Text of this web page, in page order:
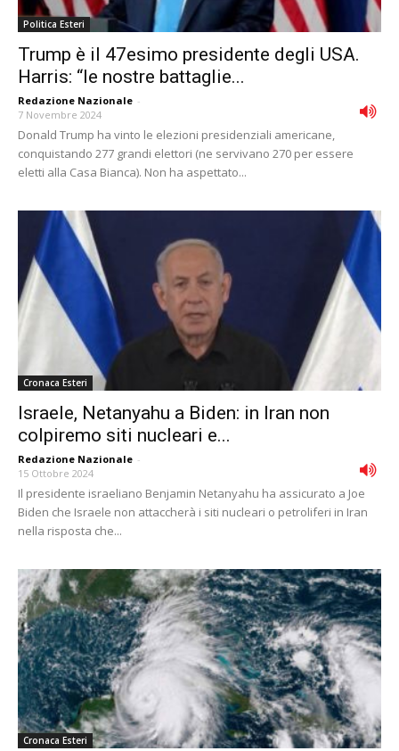
Politica Esteri
Trump è il 47esimo presidente degli USA.
Harris: “le nostre battaglie...
Redazione Nazionale -
7 Novembre 2024
Donald Trump ha vinto le elezioni presidenziali americane,
conquistando 277 grandi elettori (ne servivano 270 per essere
eletti alla Casa Bianca). Non ha aspettato...
Cronaca Esteri
Israele, Netanyahu a Biden: in Iran non
colpiremo siti nucleari e...
Redazione Nazionale -
15 Ottobre 2024
Il presidente israeliano Benjamin Netanyahu ha assicurato a Joe
Biden che Israele non attaccherà i siti nucleari o petroliferi in Iran
nella risposta che...
Cronaca Esteri